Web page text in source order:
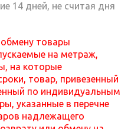
14 дней, не считая дня
товары
на метраж,
на которые
товар, привезенный
по индивидуальным
указанные в перечне
надлежащего